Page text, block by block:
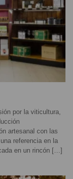
por la viticultura,
artesanal con las
referencia en la
en un rincón […]